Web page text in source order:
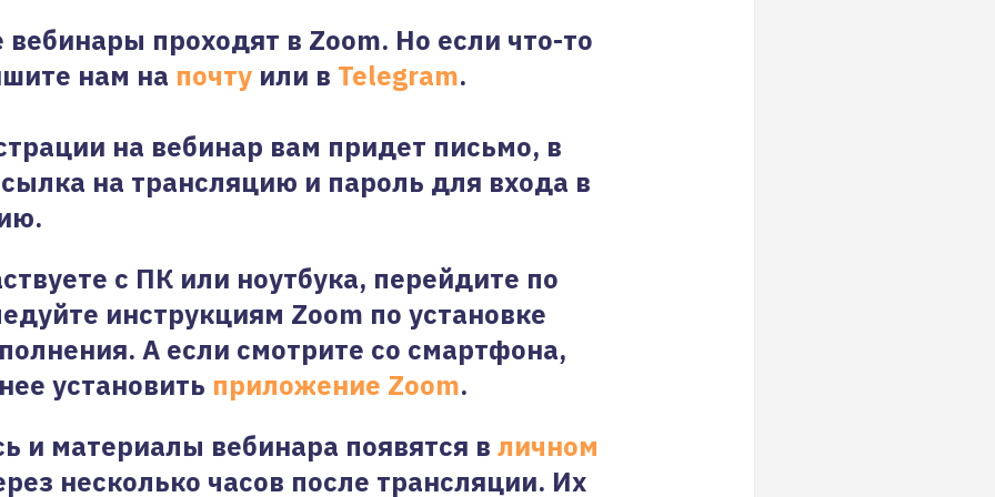
вебинары проходят в Zoom. Но если что-то
нам на почту или в Telegram.
на вебинар вам придет письмо, в
на трансляцию и пароль для входа в
с ПК или ноутбука, перейдите по
инструкциям Zoom по установке
А если смотрите со смартфона,
установить приложение Zoom.
и материалы вебинара появятся в личном
несколько часов после трансляции. Их